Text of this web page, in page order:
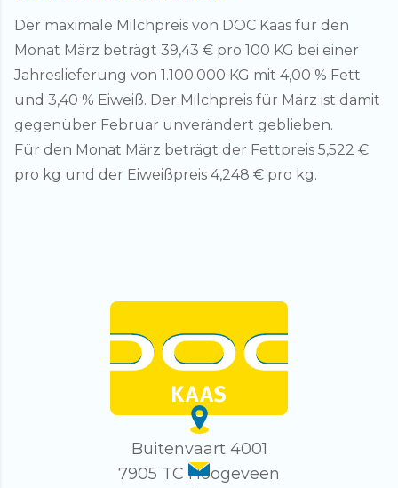
Der maximale Milchpreis von DOC Kaas für den
Monat März beträgt 39,43 € pro 100 KG bei einer
Jahreslieferung von 1.100.000 KG mit 4,00 % Fett
und 3,40 % Eiweiß. Der Milchpreis für März ist damit
gegenüber Februar unverändert geblieben.
Für den Monat März beträgt der Fettpreis 5,522 €
pro kg und der Eiweißpreis 4,248 € pro kg.
Buitenvaart 4001
7905 TC Hoogeveen